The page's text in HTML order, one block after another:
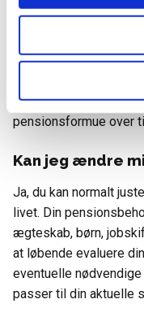
pension?
Det er bedst at starte
tidligere du
giver dig også
pensionsformue over
Kan jeg ændre
Ja, du kan normalt
livet. Din
ægteskab, børn,
at løbende evaluere
eventuelle
passer til din aktuelle